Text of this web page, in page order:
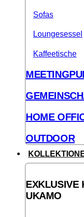
Sofas
Loungesessel
Kaffeetische
HOME
OUTDOOR
EXKLUSIVE
UKAMO